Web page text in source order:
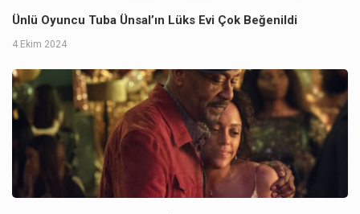
Ünlü Oyuncu Tuba Ünsal’ın Lüks Evi Çok Beğenildi
4 Ekim 2024